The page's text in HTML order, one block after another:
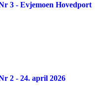
3 - Evjemoen Hovedport
2 - 24. april 2026